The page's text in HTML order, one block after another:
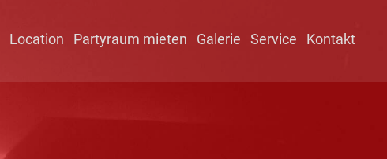
Location Partyraum mieten Galerie Service Kontakt